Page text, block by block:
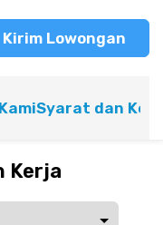
Kirim Lowongan
Syarat dan
Kerja